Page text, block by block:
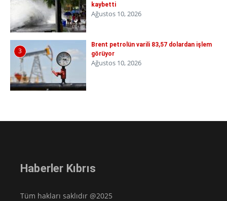
kaybetti
Ağustos 10, 2026
3
Brent petrolün varili 83,57 dolardan işlem
görüyor
Ağustos 10, 2026
Haberler Kıbrıs
Tüm hakları saklıdır @2025